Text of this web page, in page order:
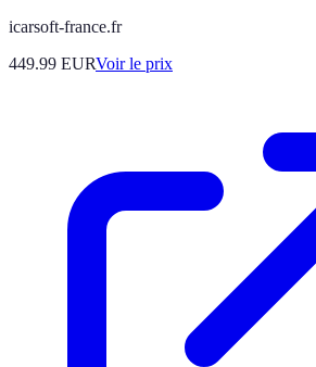
icarsoft-france.fr
449.99 EURVoir le prix